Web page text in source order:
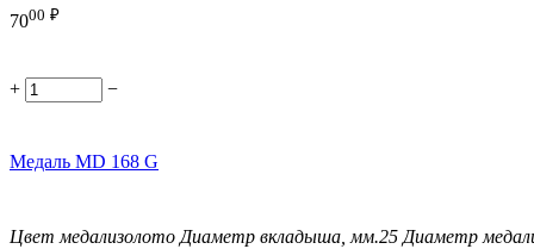
7000 ₽
+ −
Медаль MD 168 G
Цвет медализолото Диаметр вкладыша, мм.25 Диаметр